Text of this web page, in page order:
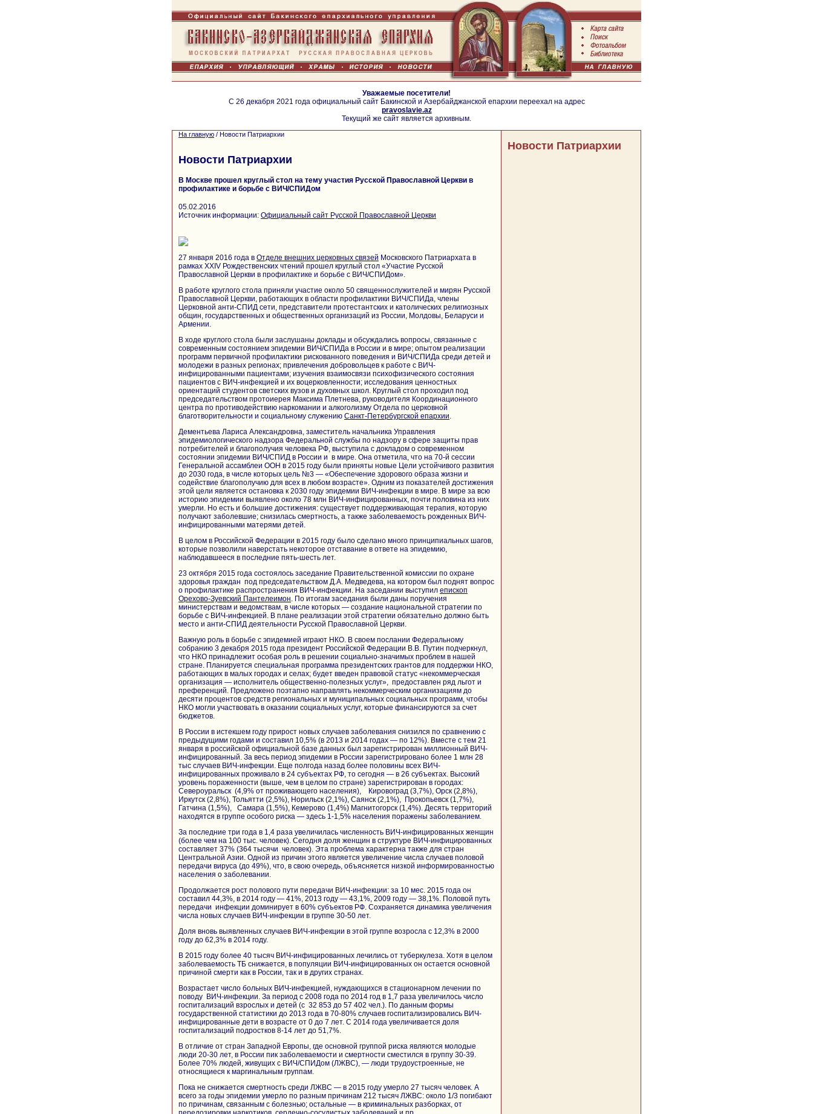
Уважаемые посетители!
С 26 декабря 2021 года официальный сайт Бакинской и Азербайджанской епархии переехал на адрес
pravoslavie.az
Текущий же сайт является архивным.
На главную / Новости Патриархии
Новости Патриархии
В Москве прошел круглый стол на тему участия Русской Православной Церкви в
профилактике и борьбе с ВИЧ/СПИДом
05.02.2016
Источник информации: Официальный сайт Русской Православной Церкви
27 января 2016 года в Отделе внешних церковных связей Московского Патриархата в
рамках XXIV Рождественских чтений прошел круглый стол «Участие Русской
Православной Церкви в профилактике и борьбе с ВИЧ/СПИДом».
В работе круглого стола приняли участие около 50 священнослужителей и мирян Русской
Православной Церкви, работающих в области профилактики ВИЧ/СПИДа, члены
Церковной анти-СПИД сети, представители протестантских и католических религиозных
общин, государственных и общественных организаций из России, Молдовы, Беларуси и
Армении.
В ходе круглого стола были заслушаны доклады и обсуждались вопросы, связанные с
современным состоянием эпидемии ВИЧ/СПИДа в России и в мире; опытом реализации
программ первичной профилактики рискованного поведения и ВИЧ/СПИДа среди детей и
молодежи в разных регионах; привлечения добровольцев к работе с ВИЧ-
инфицированными пациентами; изучения взаимосвязи психофизического состояния
пациентов с ВИЧ-инфекцией и их воцерковленности; исследования ценностных
ориентаций студентов светских вузов и духовных школ. Круглый стол проходил под
председательством протоиерея Максима Плетнева, руководителя Координационного
центра по противодействию наркомании и алкоголизму Отдела по церковной
благотворительности и социальному служению Санкт-Петербургской епархии.
Дементьева Лариса Александровна, заместитель начальника Управления
эпидемиологического надзора Федеральной службы по надзору в сфере защиты прав
потребителей и благополучия человека РФ, выступила с докладом о современном
состоянии эпидемии ВИЧ/СПИД в России и в мире. Она отметила, что на 70-й сессии
Генеральной ассамблеи ООН в 2015 году были приняты новые Цели устойчивого развития
до 2030 года, в числе которых цель №3 — «Обеспечение здорового образа жизни и
содействие благополучию для всех в любом возрасте». Одним из показателей достижения
этой цели является остановка к 2030 году эпидемии ВИЧ-инфекции в мире. В мире за всю
историю эпидемии выявлено около 78 млн ВИЧ-инфицированных, почти половина из них
умерли. Но есть и большие достижения: существует поддерживающая терапия, которую
получают заболевшие; снизилась смертность, а также заболеваемость рожденных ВИЧ-
инфицированными матерями детей.
В целом в Российской Федерации в 2015 году было сделано много принципиальных шагов,
которые позволили наверстать некоторое отставание в ответе на эпидемию,
наблюдавшееся в последние пять-шесть лет.
23 октября 2015 года состоялось заседание Правительственной комиссии по охране
здоровья граждан под председательством Д.А. Медведева, на котором был поднят вопрос
о профилактике распространения ВИЧ-инфекции. На заседании выступил епископ
Орехово-Зуевский Пантелеимон. По итогам заседания были даны поручения
министерствам и ведомствам, в числе которых — создание национальной стратегии по
борьбе с ВИЧ-инфекцией. В плане реализации этой стратегии обязательно должно быть
место и анти-СПИД деятельности Русской Православной Церкви.
Важную роль в борьбе с эпидемией играют НКО. В своем послании Федеральному
собранию 3 декабря 2015 года президент Российской Федерации В.В. Путин подчеркнул,
что НКО принадлежит особая роль в решении социально-значимых проблем в нашей
стране. Планируется специальная программа президентских грантов для поддержки НКО,
работающих в малых городах и селах; будет введен правовой статус «некоммерческая
организация — исполнитель общественно-полезных услуг», предоставлен ряд льгот и
преференций. Предложено поэтапно направлять некоммерческим организациям до
десяти процентов средств региональных и муниципальных социальных программ, чтобы
НКО могли участвовать в оказании социальных услуг, которые финансируются за счет
бюджетов.
В России в истекшем году прирост новых случаев заболевания снизился по сравнению с
предыдущими годами и составил 10,5% (в 2013 и 2014 годах — по 12%). Вместе с тем 21
января в российской официальной базе данных был зарегистрирован миллионный ВИЧ-
инфицированный. За весь период эпидемии в России зарегистрировано более 1 млн 28
тыс случаев ВИЧ-инфекции. Еще полгода назад более половины всех ВИЧ-
инфицированных проживало в 24 субъектах РФ, то сегодня — в 26 субъектах. Высокий
уровень пораженности (выше, чем в целом по стране) зарегистрирован в городах:
Североуральск (4,9% от проживающего населения), Кировоград (3,7%), Орск (2,8%),
Иркутск (2,8%), Тольятти (2,5%), Норильск (2,1%), Саянск (2,1%), Прокопьевск (1,7%),
Гатчина (1,5%), Самара (1,5%), Кемерово (1,4%) Магнитогорск (1,4%). Десять территорий
находятся в группе особого риска — здесь 1-1,5% населения поражены заболеванием.
За последние три года в 1,4 раза увеличилась численность ВИЧ-инфицированных женщин
(более чем на 100 тыс. человек). Сегодня доля женщин в структуре ВИЧ-инфицированных
составляет 37% (364 тысячи человек). Эта проблема характерна также для стран
Центральной Азии. Одной из причин этого является увеличение числа случаев половой
передачи вируса (до 49%), что, в свою очередь, объясняется низкой информированностью
населения о заболевании.
Продолжается рост полового пути передачи ВИЧ-инфекции: за 10 мес. 2015 года он
составил 44,3%, в 2014 году — 41%, 2013 году — 43,1%, 2009 году — 38,1%. Половой путь
передачи инфекции доминирует в 60% субъектов РФ. Сохраняется динамика увеличения
числа новых случаев ВИЧ-инфекции в группе 30-50 лет.
Доля вновь выявленных случаев ВИЧ-инфекции в этой группе возросла с 12,3% в 2000
году до 62,3% в 2014 году.
В 2015 году более 40 тысяч ВИЧ-инфицированных лечились от туберкулеза. Хотя в целом
заболеваемость ТБ снижается, в популяции ВИЧ-инфицированных он остается основной
причиной смерти как в России, так и в других странах.
Возрастает число больных ВИЧ-инфекцией, нуждающихся в стационарном лечении по
поводу ВИЧ-инфекции. За период с 2008 года по 2014 год в 1,7 раза увеличилось число
госпитализаций взрослых и детей (с 32 853 до 57 402 чел.). По данным формы
государственной статистики до 2013 года в 70-80% случаев госпитализировались ВИЧ-
инфицированные дети в возрасте от 0 до 7 лет. С 2014 года увеличивается доля
госпитализаций подростков 8-14 лет до 51,7%.
В отличие от стран Западной Европы, где основной группой риска являются молодые
люди 20-30 лет, в России пик заболеваемости и смертности сместился в группу 30-39.
Более 70% людей, живущих с ВИЧ/СПИДом (ЛЖВС), — люди трудоустроенные, не
относящиеся к маргинальным группам.
Пока не снижается смертность среди ЛЖВС — в 2015 году умерло 27 тысяч человек. А
всего за годы эпидемии умерло по разным причинам 212 тысяч ЛЖВС: около 1/3 погибают
по причинам, связанным с болезнью; остальные — в криминальных разборках, от
Новости Патриархии